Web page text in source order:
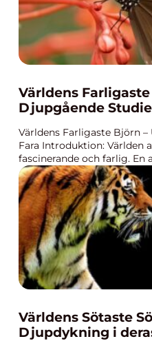
Världens Farligaste
Djupgående
Världens Farligaste Björn
Fara Introduktion: Världen
fascinerande och farlig. En
Världens Sötaste
Djupdykning i